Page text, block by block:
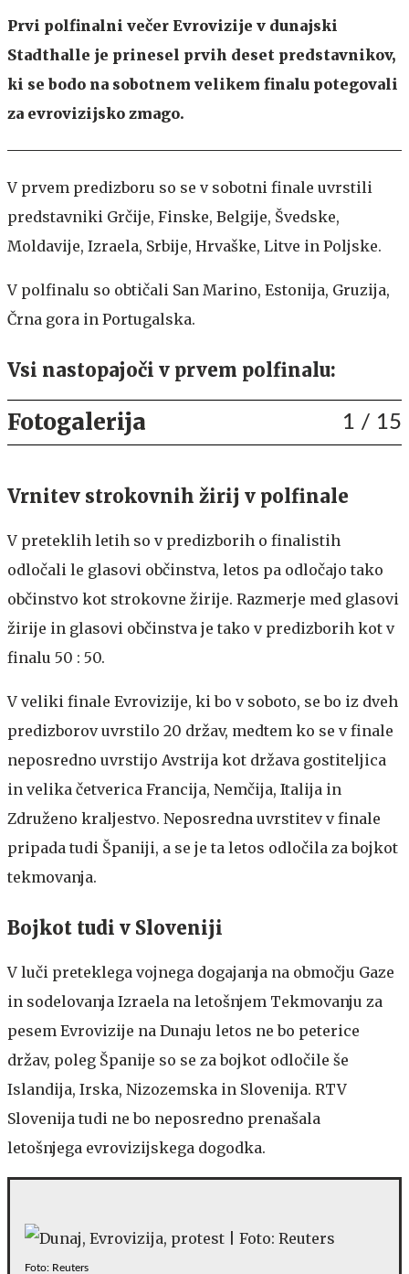
Prvi polfinalni večer Evrovizije v dunajski
Stadthalle je prinesel prvih deset predstavnikov,
ki se bodo na sobotnem velikem finalu potegovali
za evrovizijsko zmago.
V prvem predizboru so se v sobotni finale uvrstili
predstavniki Grčije, Finske, Belgije, Švedske,
Moldavije, Izraela, Srbije, Hrvaške, Litve in Poljske.
V polfinalu so obtičali San Marino, Estonija, Gruzija,
Črna gora in Portugalska.
Vsi nastopajoči v prvem polfinalu:
Fotogalerija 1 / 15
Vrnitev strokovnih žirij v polfinale
V preteklih letih so v predizborih o finalistih
odločali le glasovi občinstva, letos pa odločajo tako
občinstvo kot strokovne žirije. Razmerje med glasovi
žirije in glasovi občinstva je tako v predizborih kot v
finalu 50 : 50.
V veliki finale Evrovizije, ki bo v soboto, se bo iz dveh
predizborov uvrstilo 20 držav, medtem ko se v finale
neposredno uvrstijo Avstrija kot država gostiteljica
in velika četverica Francija, Nemčija, Italija in
Združeno kraljestvo. Neposredna uvrstitev v finale
pripada tudi Španiji, a se je ta letos odločila za bojkot
tekmovanja.
Bojkot tudi v Sloveniji
V luči preteklega vojnega dogajanja na območju Gaze
in sodelovanja Izraela na letošnjem Tekmovanju za
pesem Evrovizije na Dunaju letos ne bo peterice
držav, poleg Španije so se za bojkot odločile še
Islandija, Irska, Nizozemska in Slovenija. RTV
Slovenija tudi ne bo neposredno prenašala
letošnjega evrovizijskega dogodka.
Foto: Reuters